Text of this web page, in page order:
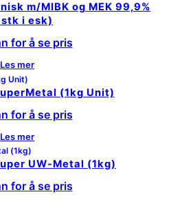
m/MIBK og MEK 99,9%
stk i esk)
for å se pris
Les mer
(1kg Unit)
for å se pris
Les mer
UW-Metal (1kg)
for å se pris